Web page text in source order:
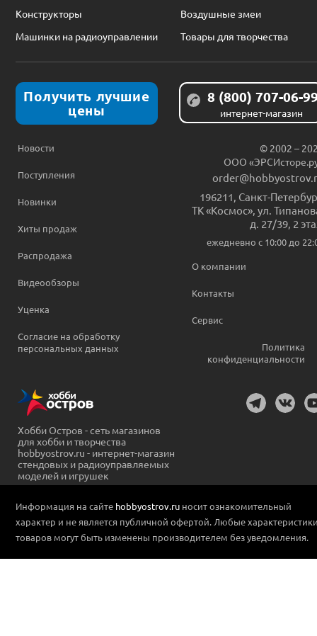
Конструкторы
Воздушные змеи
Машинки на радиоуправлении
Товары для творчества
Получить лучшие
цены
8 (800) 707-06-
интернет-магазин
Новости
Поступления
Новинки
Хиты продаж
Распродажа
Видеообзоры
Уценка
Согласие на обработку
персональных данных
© 2002 –
ООО
196211 Санкт-
ТК «Космос», ул.
д. 27/39, 2
ежедневно c 10:00 до
О компании
Контакты
Сервис
Политика
конфиденциальности
Хобби Остров - сеть магазинов
для хобби и творчества
hobbyostrov.ru - интернет-магазин
стендовых и радиоуправляемых
моделей и игрушек
Информация на сайте hobbyostrov.ru носит ознакомительный
характер и не является публичной офертой. Любые
товаров могут быть изменены производителем без уведомления.